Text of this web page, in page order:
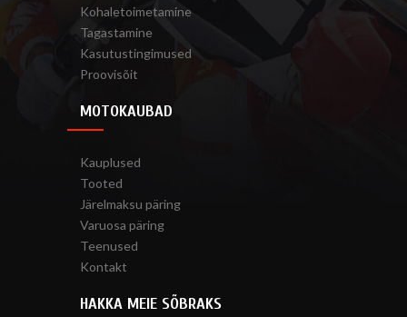
Kohaletoimetamine
Tagastamine
Kasutustingimused
Proovisõit
MOTOKAUBAD
Kauplused
Tooted
Järelmaksu päring
Varuosa päring
Teenused
Kontakt
HAKKA MEIE SÕBRAKS